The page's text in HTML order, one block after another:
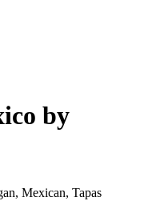
by
Mexican, Tapas